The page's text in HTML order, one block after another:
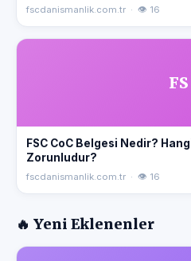
fscdanismanlik.com.tr · 👁 16
FS
FSC CoC Belgesi Nedir?
Zorunludur?
fscdanismanlik.com.tr · 👁 16
🔥 Yeni Eklenenler